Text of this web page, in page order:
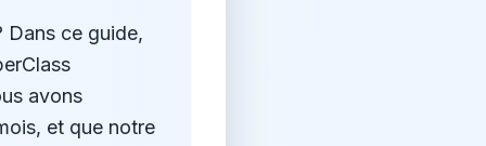
Dans ce guide,
avons
et que notre